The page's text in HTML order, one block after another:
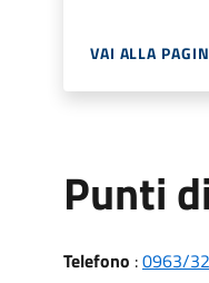
VAI ALLA
Punti
Telefono :0963/